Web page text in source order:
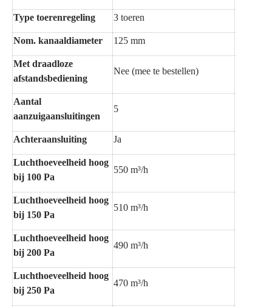
Type toerenregeling 3 toeren
Nom. kanaaldiameter 125 mm
Met draadloze
afstandsbediening
Nee (mee te bestellen)
Aantal
aanzuigaansluitingen
5
Achteraansluiting Ja
Luchthoeveelheid hoog
bij 100 Pa
550 m³/h
Luchthoeveelheid hoog
bij 150 Pa
510 m³/h
Luchthoeveelheid hoog
bij 200 Pa
490 m³/h
Luchthoeveelheid hoog
bij 250 Pa
470 m³/h